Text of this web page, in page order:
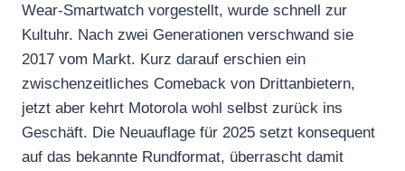
Wear-Smartwatch vorgestellt, wurde schnell zur
Kultuhr. Nach zwei Generationen verschwand sie
2017 vom Markt. Kurz darauf erschien ein
zwischenzeitliches Comeback von Drittanbietern,
jetzt aber kehrt Motorola wohl selbst zurück ins
Geschäft. Die Neuauflage für 2025 setzt konsequent
auf das bekannte Rundformat, überrascht damit